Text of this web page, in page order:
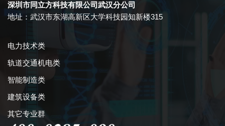
深圳市同立方科技有限公司武汉分公司
地址：武汉市东湖高新区大学科技园知新楼315
电力技术类
轨道交通机电类
智能制造类
建筑设备类
其它专业群